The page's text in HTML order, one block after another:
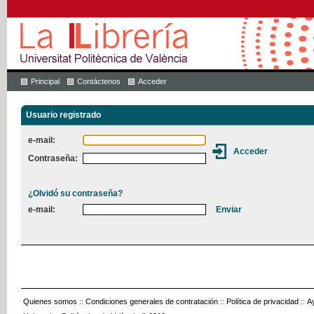
Principal Contáctenos Acceder
Usuario registrado
e-mail:
Contraseña:
¿Olvidó su contraseña?
e-mail:
Quienes somos :: Condiciones generales de contratación :: Política de privacidad ::